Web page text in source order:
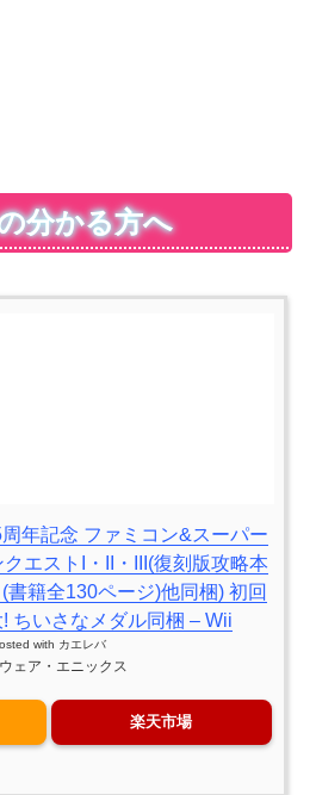
分かる方へ
年記念 ファミコン&スーパー
エストI・II・III(復刻版攻略本
書籍全130ページ)他同梱) 初回
ちいさなメダル同梱 – Wii
with カエレバ
ェア・エニックス
楽天市場